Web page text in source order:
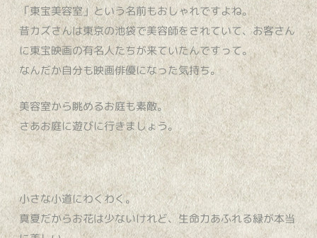
「東宝美容室」という名前もおしゃれですよね。
昔カズさんは東京の池袋で美容師をされていて、お客さん
に東宝映画の有名人たちが来ていたんですって。
なんだか自分も映画俳優になった気持ち。
美容室から眺めるお庭も素敵。
さあお庭に遊びに行きましょう。
小さな小道にわくわく。
真夏だからお花は少ないけれど、生命力あふれる緑が本当